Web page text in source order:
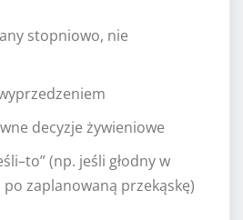
stopniowo, nie
decyzje żywieniowe
(np. jeśli głodny w
zaplanowaną przekąskę)